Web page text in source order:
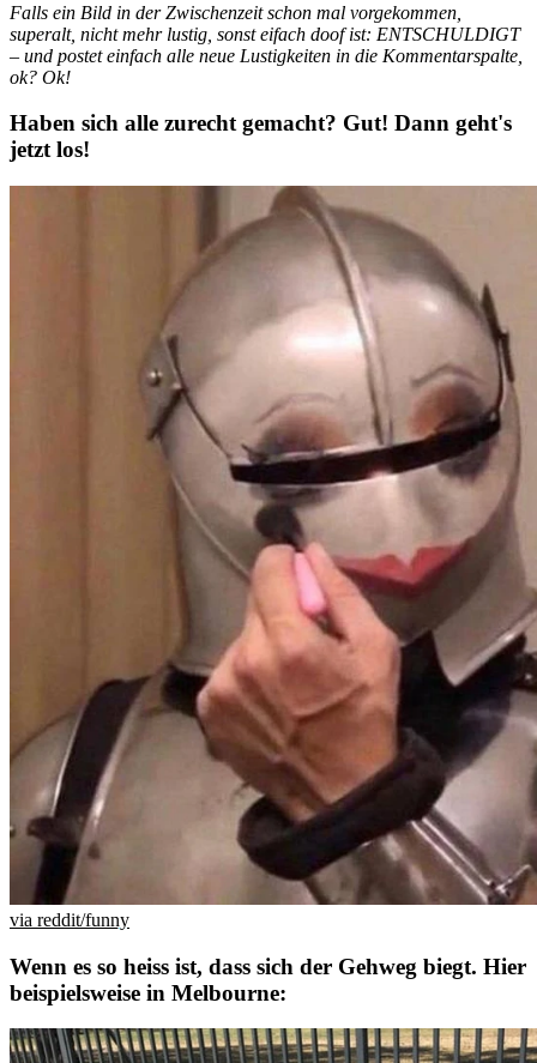
Falls ein Bild in der Zwischenzeit schon mal vorgekommen,
superalt, nicht mehr lustig, sonst eifach doof ist: ENTSCHULDIGT
– und postet einfach alle neue Lustigkeiten in die Kommentarspalte,
ok? Ok!
Haben sich alle zurecht gemacht? Gut! Dann geht's
jetzt los!
via reddit/funny
Wenn es so heiss ist, dass sich der Gehweg biegt. Hier
beispielsweise in Melbourne: